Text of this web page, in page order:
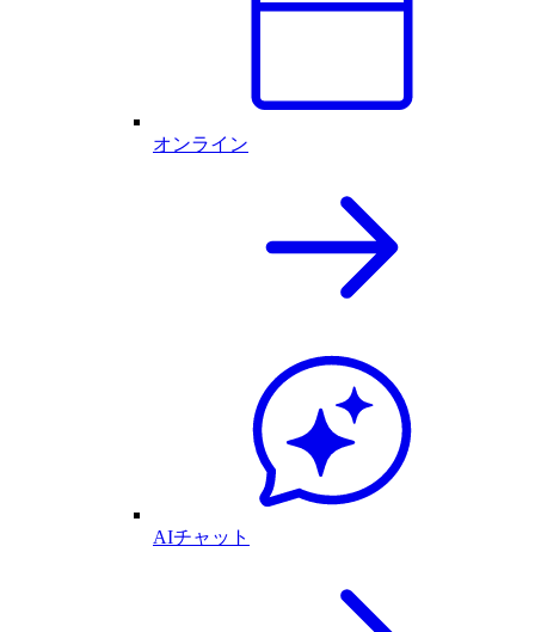
オンライン
AIチャット